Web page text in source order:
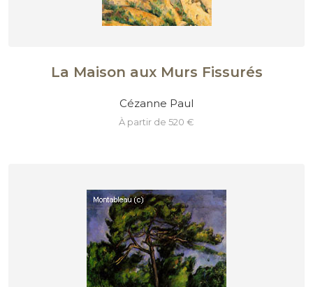
La Maison aux Murs Fissurés
Cézanne Paul
à partir de 520 €